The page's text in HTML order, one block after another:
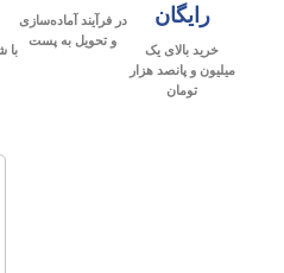
رایگان
خرید بالای یک
میلیون و پانصد هزار
تومان
در فرآیند آماده‌سازی
و تحویل به پست